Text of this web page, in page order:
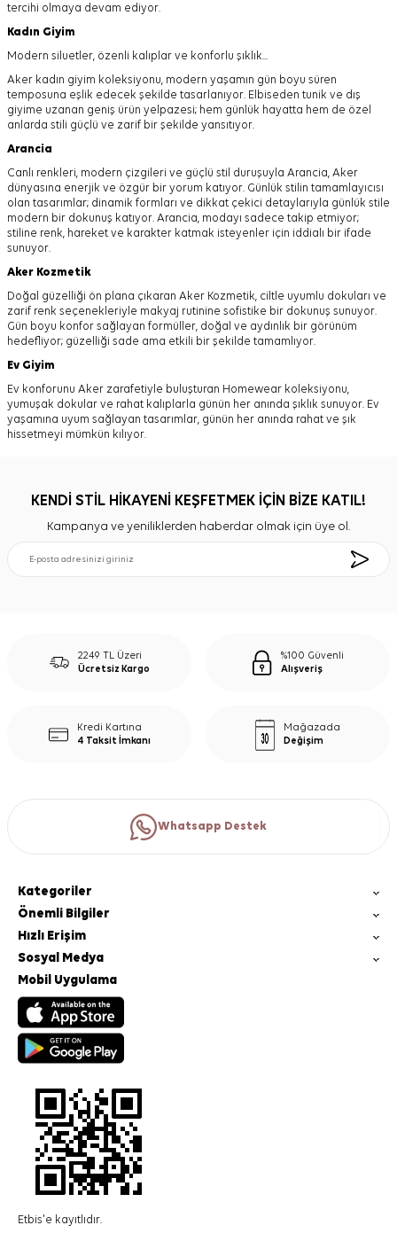
tercihi olmaya devam ediyor.
Kadın Giyim
Modern siluetler, özenli kalıplar ve konforlu şıklık...
Aker kadın giyim koleksiyonu, modern yaşamın gün boyu süren
temposuna eşlik edecek şekilde tasarlanıyor. Elbiseden tunik ve dış
giyime uzanan geniş ürün yelpazesi; hem günlük hayatta hem de özel
anlarda stili güçlü ve zarif bir şekilde yansıtıyor.
Arancia
Canlı renkleri, modern çizgileri ve güçlü stil duruşuyla Arancia, Aker
dünyasına enerjik ve özgür bir yorum katıyor. Günlük stilin tamamlayıcısı
olan tasarımlar; dinamik formları ve dikkat çekici detaylarıyla günlük stile
modern bir dokunuş katıyor. Arancia, modayı sadece takip etmiyor;
stiline renk, hareket ve karakter katmak isteyenler için iddialı bir ifade
sunuyor.
Aker Kozmetik
Doğal güzelliği ön plana çıkaran Aker Kozmetik, ciltle uyumlu dokuları ve
zarif renk seçenekleriyle makyaj rutinine sofistike bir dokunuş sunuyor.
Gün boyu konfor sağlayan formüller, doğal ve aydınlık bir görünüm
hedefliyor; güzelliği sade ama etkili bir şekilde tamamlıyor.
Ev Giyim
Ev konforunu Aker zarafetiyle buluşturan Homewear koleksiyonu,
yumuşak dokular ve rahat kalıplarla günün her anında şıklık sunuyor. Ev
yaşamına uyum sağlayan tasarımlar, günün her anında rahat ve şık
hissetmeyi mümkün kılıyor.
KENDİ STİL HİKAYENİ KEŞFETMEK İÇİN BİZE KATIL!
Kampanya ve yeniliklerden haberdar olmak için üye ol.
2249 TL Üzeri
Ücretsiz Kargo
%100 Güvenli
Alışveriş
Kredi Kartına
4 Taksit İmkanı
Mağazada
Değişim
Whatsapp Destek
Kategoriler
Önemli Bilgiler
Hızlı Erişim
Sosyal Medya
Mobil Uygulama
Etbis'e kayıtlıdır.